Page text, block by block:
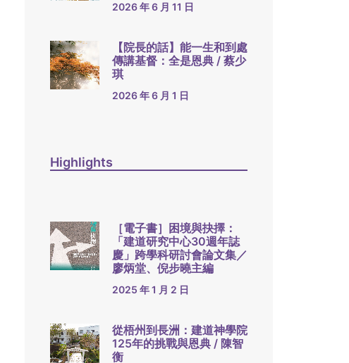
2026 年 6 月 11 日
【院長的話】能一生和到處
傳講基督：全是恩典 / 蔡少
琪
2026 年 6 月 1 日
Highlights
［電子書］困境與抉擇：
「建道研究中心30週年誌
慶」跨學科研討會論文集／
廖炳堂、倪步曉主編
2025 年 1 月 2 日
從梧州到長洲：建道神學院
125年的挑戰與恩典 / 陳智
衡